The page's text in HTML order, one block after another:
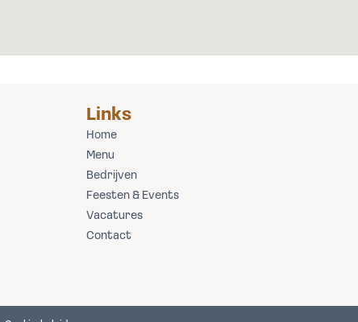
Links
Home
Menu
Bedrijven
Feesten & Events
Vacatures
Contact